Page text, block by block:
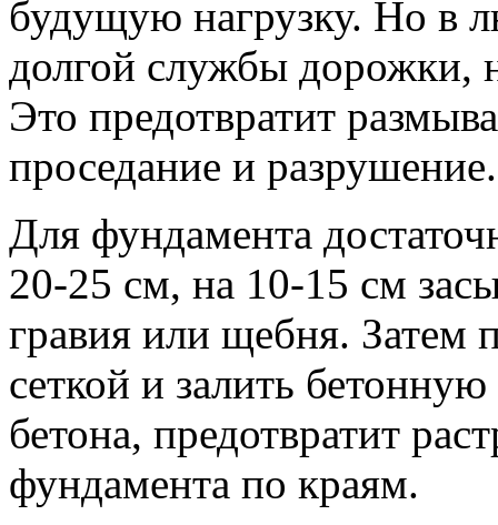
будущую нагрузку. Но в
долгой службы дорожки,
Это предотвратит
проседание и разрушение.
Для фундамента
20-25 см, на 10-15 см
гравия или щебня. Затем
сеткой и залить
бетона, предотвратит
фундамента по краям.